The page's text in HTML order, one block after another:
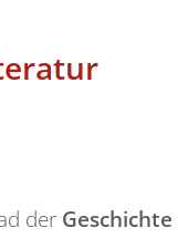
der Geschichte